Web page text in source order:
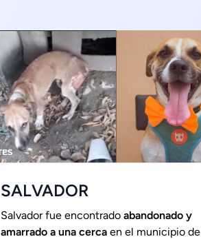
SALVADOR
Salvador fue encontrado abandonado y
amarrado a una cerca en el municipio de